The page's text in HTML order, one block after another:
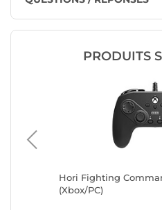
PRODUITS
Hori Fighting
(Xbox/PC)